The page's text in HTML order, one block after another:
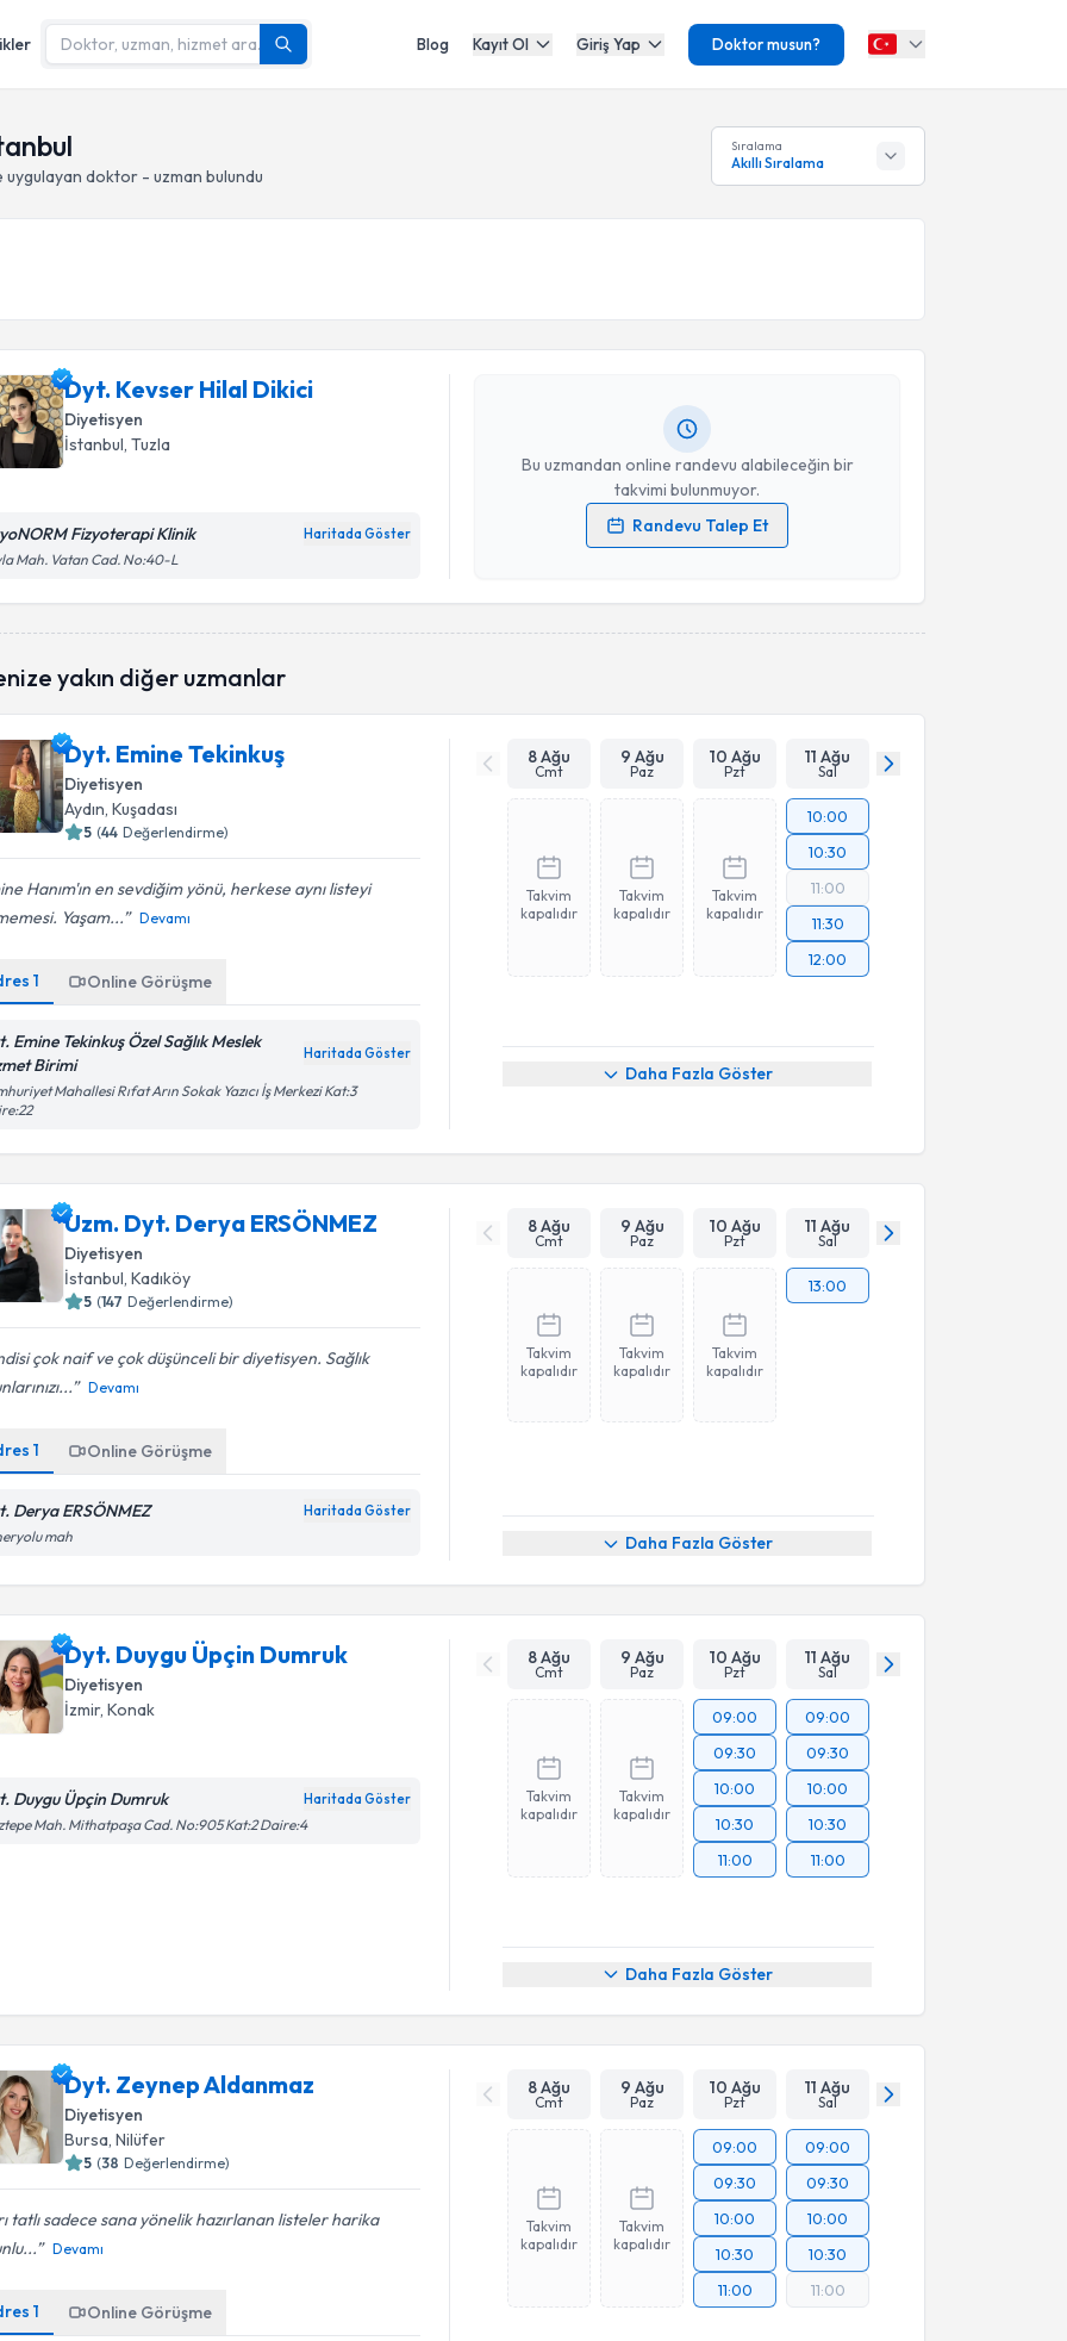
Blog Kayıt Ol Giriş Yap Doktor musun?
uygulayan doktor - uzman bulundu
Sıralama
Akıllı Sıralama
Dyt. Kevser Hilal Dikici
Diyetisyen
İstanbul, Tuzla
Fizyoterapi Klinik Haritada Göster
Mah. Vatan Cad. No:40-L
Bu uzmandan online randevu alabileceğin bir
takvimi bulunmuyor.
Randevu Talep Et
Kişisel verilerimin işlenmesine ilişkinAydınlatma Metni
işlenmesini kabul ediyorum.
yakın diğer uzmanlar
Dyt. Emine Tekinkuş
Diyetisyen
Aydın, Kuşadası
5 (44 Değerlendirme)
Hanım'ın en sevdiğim yönü, herkese aynı listeyi
Yaşam...
Devamı
1 Online Görüşme
Emine Tekinkuş Özel Sağlık Meslek
Birimi
Haritada Göster
Mahallesi Rıfat Arın Sokak Yazıcı İş Merkezi Kat:3
8 Ağu
Cmt
9 Ağu
Paz
10 Ağu
Pzt
11 Ağu
Sal
Takvim
kapalıdır
Takvim
kapalıdır
Takvim
kapalıdır
10:00
10:30
11:00
11:30
12:00
Daha Fazla Göster
Uzm. Dyt. Derya ERSÖNMEZ
Diyetisyen
İstanbul, Kadıköy
5 (147 Değerlendirme)
çok naif ve çok düşünceli bir diyetisyen. Sağlık
Devamı
1 Online Görüşme
Derya ERSÖNMEZ Haritada Göster
mah
8 Ağu
Cmt
9 Ağu
Paz
10 Ağu
Pzt
11 Ağu
Sal
Takvim
kapalıdır
Takvim
kapalıdır
Takvim
kapalıdır
13:00
Daha Fazla Göster
Dyt. Duygu Üpçin Dumruk
Diyetisyen
İzmir, Konak
Duygu Üpçin Dumruk Haritada Göster
Mah. Mithatpaşa Cad. No:905 Kat:2 Daire:4
8 Ağu
Cmt
9 Ağu
Paz
10 Ağu
Pzt
11 Ağu
Sal
Takvim
kapalıdır
Takvim
kapalıdır
09:00
09:30
10:00
10:30
11:00
09:00
09:30
10:00
10:30
11:00
Daha Fazla Göster
Dyt. Zeynep Aldanmaz
Diyetisyen
Bursa, Nilüfer
5 (38 Değerlendirme)
tatlı sadece sana yönelik hazırlanan listeler harika
Devamı
1 Online Görüşme
8 Ağu
Cmt
9 Ağu
Paz
10 Ağu
Pzt
11 Ağu
Sal
Takvim
kapalıdır
Takvim
kapalıdır
09:00
09:30
10:00
10:30
11:00
09:00
09:30
10:00
10:30
11:00